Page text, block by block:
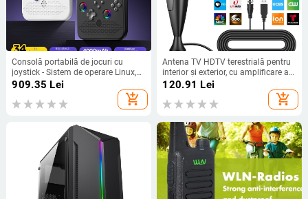
Consolă portabilă de jocuri cu
joystick - Sistem de operare Linux,
interfață Type-C, conectivitate
wireless, MP4 player, stil nostalgic
909.35 Lei
add_shopping_cart
Antena TV HDTV terestrială pentru
interior și exterior, cu amplificare a
semnalului digital
120.91 Lei
add_shopping_cart